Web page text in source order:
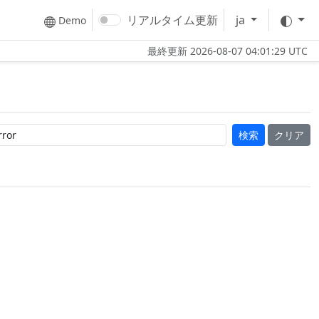
Demo リアルタイム更新 ja テ
最終更新 2026-08-07 04:01:29 UTC
クリア